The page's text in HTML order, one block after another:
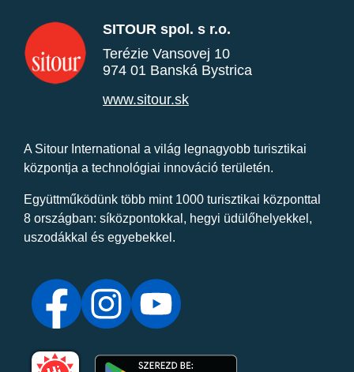
SITOUR spol. s r.o.
Terézie Vansovej 10
974 01 Banská Bystrica
www.sitour.sk
A Sitour International a világ legnagyobb turisztikai
központja a technológiai innováció területén.
Együttműködünk több mint 1000 turisztikai központtal
8 országban: síközpontokkal, hegyi üdülőhelyekkel,
uszodákkal és egyebekkel.